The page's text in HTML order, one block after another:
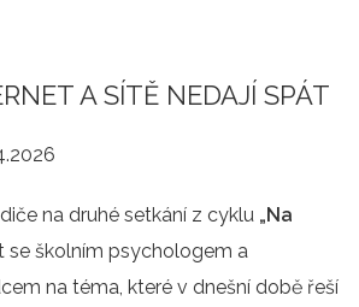
A SÍTĚ NEDAJÍ SPÁT
na druhé setkání z cyklu „Na
se školním psychologem a
na téma, které v dnešní době řeší